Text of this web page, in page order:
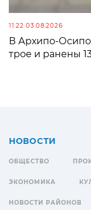
11:22 03.08.2026
В Архипо-
трое и ранены
НОВОСТИ
ОБЩЕСТВО
ЭКОНОМИКА
НОВОСТИ РАЙОНОВ